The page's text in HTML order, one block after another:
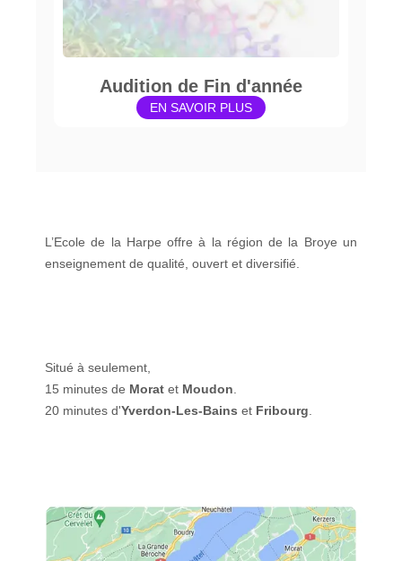
Audition de Fin d'année
EN SAVOIR PLUS
L’Ecole de la Harpe offre à la région de la Broye un
enseignement de qualité, ouvert et diversifié.
Situé à seulement,
15 minutes de Morat et Moudon
20 minutes d'Yverdon-Les-Bains et Fribourg